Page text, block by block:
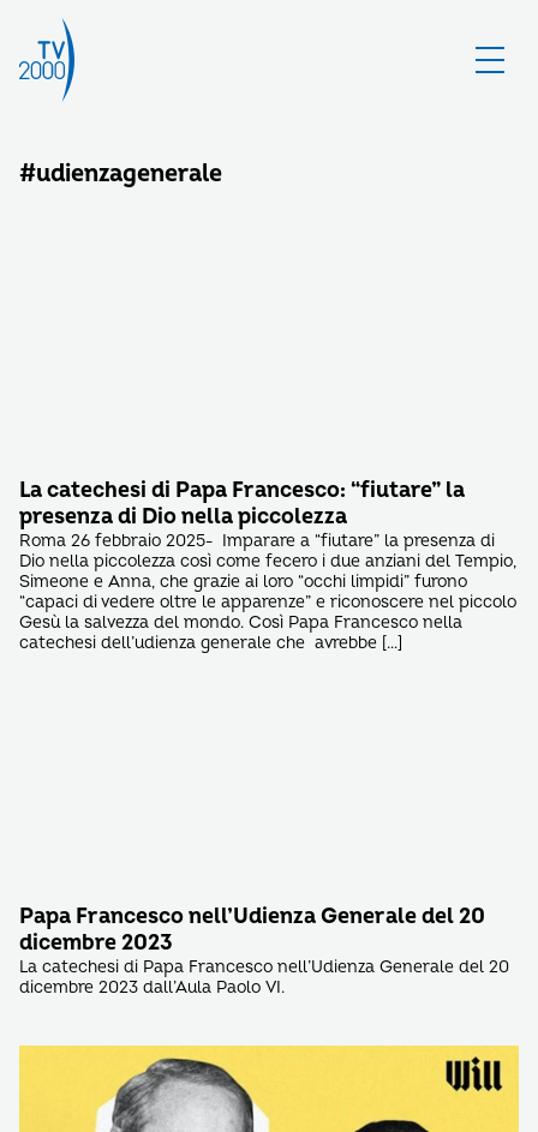
#udienzagenerale
La catechesi di Papa Francesco: “fiutare” la
presenza di Dio nella piccolezza
Roma 26 febbraio 2025- Imparare a “fiutare” la presenza di
Dio nella piccolezza così come fecero i due anziani del Tempio,
Simeone e Anna, che grazie ai loro “occhi limpidi” furono
“capaci di vedere oltre le apparenze” e riconoscere nel piccolo
Gesù la salvezza del mondo. Così Papa Francesco nella
catechesi dell’udienza generale che avrebbe […]
Papa Francesco nell’Udienza Generale del 20
dicembre 2023
La catechesi di Papa Francesco nell’Udienza Generale del 20
dicembre 2023 dall’Aula Paolo VI.